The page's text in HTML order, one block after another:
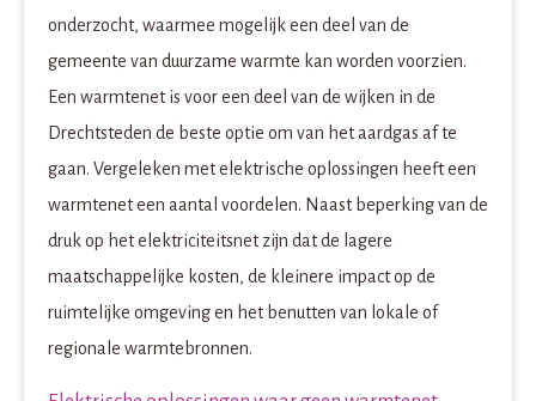
onderzocht, waarmee mogelijk een deel van de
gemeente van duurzame warmte kan worden voorzien.
Een warmtenet is voor een deel van de wijken in de
Drechtsteden de beste optie om van het aardgas af te
gaan. Vergeleken met elektrische oplossingen heeft een
warmtenet een aantal voordelen. Naast beperking van de
druk op het elektriciteitsnet zijn dat de lagere
maatschappelijke kosten, de kleinere impact op de
ruimtelijke omgeving en het benutten van lokale of
regionale warmtebronnen.